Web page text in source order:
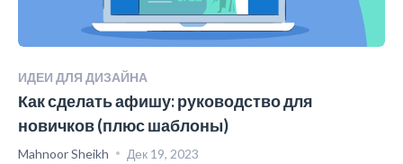
ИДЕИ ДЛЯ ДИЗАЙНА
Как сделать афишу: руководство для
новичков (плюс шаблоны)
Mahnoor Sheikh Дек 19, 2023